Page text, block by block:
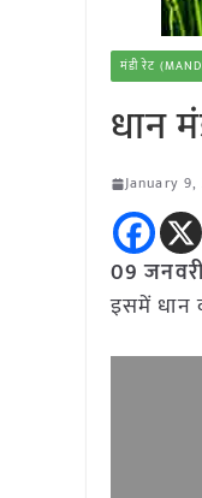
मंडी रेट
धान
January 9,
09
इसमें धान